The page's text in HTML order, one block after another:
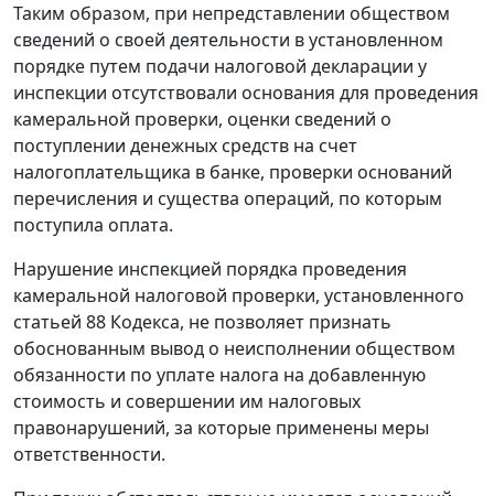
Таким образом, при непредставлении обществом
сведений о своей деятельности в установленном
порядке путем подачи налоговой декларации у
инспекции отсутствовали основания для проведения
камеральной проверки, оценки сведений о
поступлении денежных средств на счет
налогоплательщика в банке, проверки оснований
перечисления и существа операций, по которым
поступила оплата.
Нарушение инспекцией порядка проведения
камеральной налоговой проверки, установленного
статьей 88 Кодекса, не позволяет признать
обоснованным вывод о неисполнении обществом
обязанности по уплате налога на добавленную
стоимость и совершении им налоговых
правонарушений, за которые применены меры
ответственности.